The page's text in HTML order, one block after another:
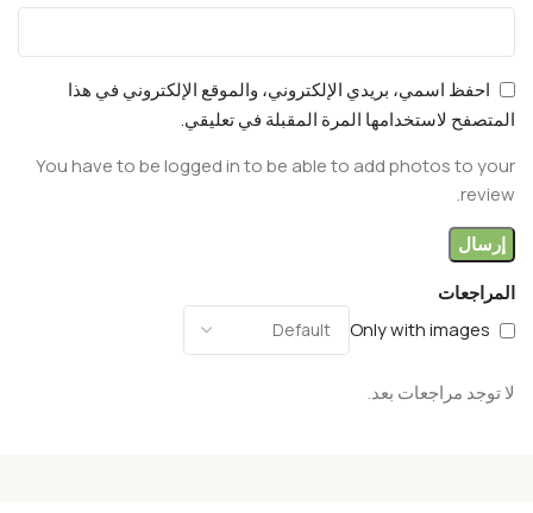
المراجعات
Only with images
لا توجد مراجعات بعد.
احفظ اسمي، بريدي الإلكتروني، والموقع الإلكتروني في هذا
المتصفح لاستخدامها المرة المقبلة في تعليقي.
You have to be logged in to be able to add photos to your
review.